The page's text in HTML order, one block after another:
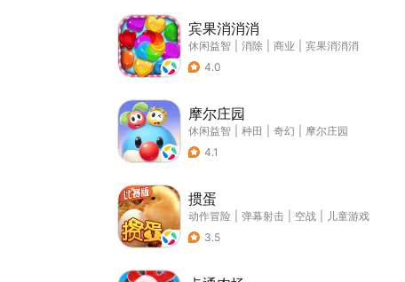
宾果消消消
休闲益智 消除 商业
宾果消消消
4.0
摩尔庄园
休闲益智 种田 奇幻
摩尔庄园
4.1
掼蛋
动作冒险 弹幕射击 空战
儿童游戏
3.5